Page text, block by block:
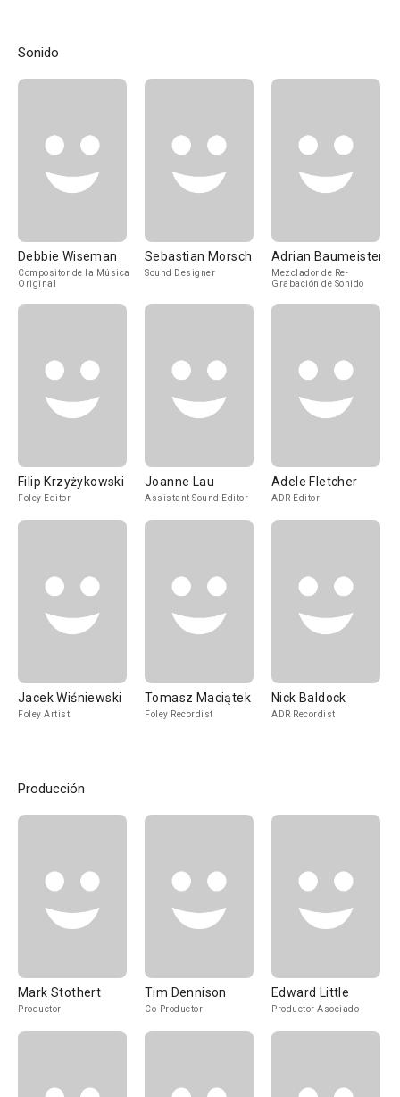
Sonido
Debbie Wiseman
Compositor de la Música
Original
Sebastian Morsch
Sound Designer
Adrian Baumeister
Mezclador de Re-
Grabación de Sonido
Filip Krzyżykowski
Foley Editor
Joanne Lau
Assistant Sound Editor
Adele Fletcher
ADR Editor
Jacek Wiśniewski
Foley Artist
Tomasz Maciątek
Foley Recordist
Nick Baldock
ADR Recordist
Producción
Mark Stothert
Productor
Tim Dennison
Co-Productor
Edward Little
Productor Asociado